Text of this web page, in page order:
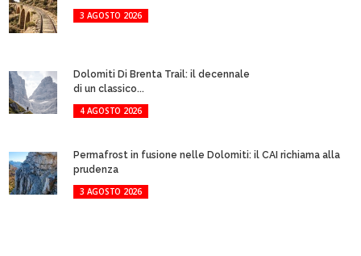
3 AGOSTO 2026
Dolomiti Di Brenta Trail: il decennale
di un classico...
4 AGOSTO 2026
Permafrost in fusione nelle Dolomiti: il CAI richiama alla
prudenza
3 AGOSTO 2026